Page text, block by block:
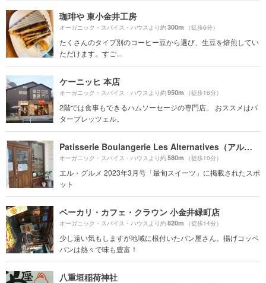
珈琲や 東小金井工房
オーガニック・スパイス・ハウスより約300m （徒歩6分）
たくさんのタイプ別のコーヒー豆から選び、生豆を焙煎してい
ただけます。すご...
ケーニッヒ 本店
オーガニック・スパイス・ハウスより約950m （徒歩16分）
2階では食事もできるハムソーセージの専門店。 おススメはバ
タープレッツェル。
Patisserie Boulangerie Les Alternatives（アルタナティブ）
オーガニック・スパイス・ハウスより約580m （徒歩10分）
エル・グルメ 2023年3月号「最旬スイーツ」に掲載されたスポ
ット
ベーカリ・カフェ・クラウン 小金井緑町店
オーガニック・スパイス・ハウスより約820m （徒歩14分）
少し遠い気もしますが地域に根付いたパン屋さん。揚げコッペ
パンは熱々で味も豊富！
八重垣稲荷神社